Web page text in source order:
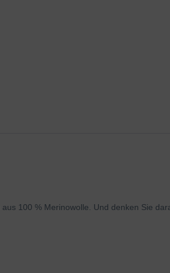
aus 100 % Merinowolle. Und denken Sie